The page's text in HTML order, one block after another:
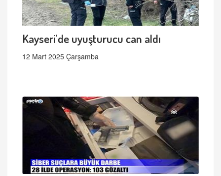
Kayseri'de uyuşturucu can aldı
12 Mart 2025 Çarşamba